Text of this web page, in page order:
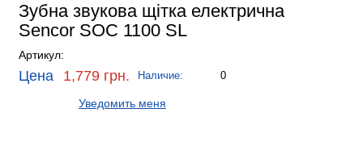
Зубна звукова щітка електрична
Sencor SOC 1100 SL
Артикул:
Цена 1,779 грн. Наличие: 0
Уведомить меня